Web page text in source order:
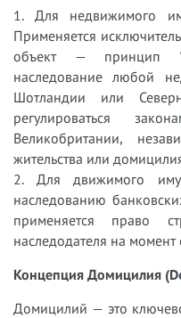
1. Для недвижимого
Применяется
объект — принцип
наследование любой
Шотландии или
регулироваться
Великобритании,
жительства или
2. Для движимого
наследованию
применяется право
наследодателя на
Концепция Домицилия
Домицилий — это